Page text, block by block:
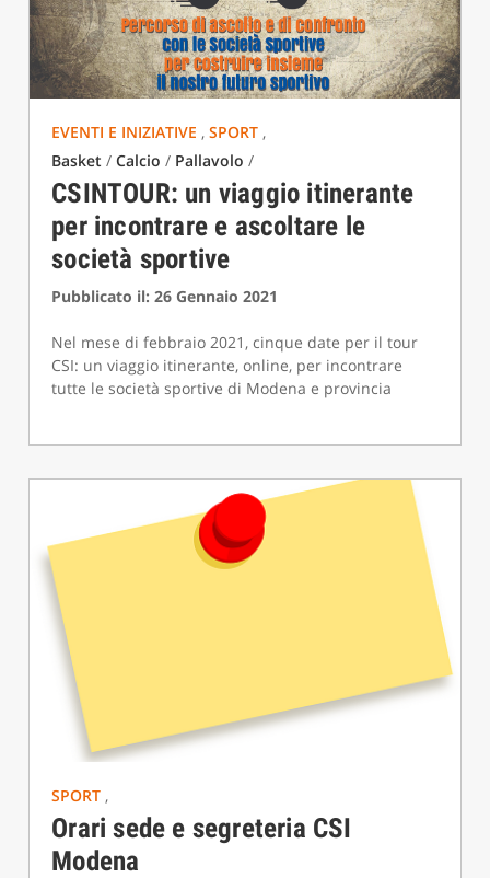
EVENTI E INIZIATIVE ,SPORT ,
Basket /Calcio / Pallavolo /
CSINTOUR: un viaggio itinerante
per incontrare e ascoltare le
società sportive
Pubblicato il: 26 Gennaio 2021
Nel mese di febbraio 2021, cinque date per il tour
CSI: un viaggio itinerante, online, per incontrare
tutte le società sportive di Modena e provincia
SPORT ,
Orari sede e segreteria CSI
Modena